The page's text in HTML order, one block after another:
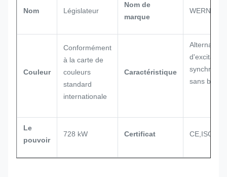
Nom Législateur
Nom de
marque
WERNA
Couleur
Conformément
à la carte de
couleurs
standard
internationale
Caractéristique
Alternateur
d'excitation
synchrone
sans balai
Le
pouvoir
728 kW Certificat